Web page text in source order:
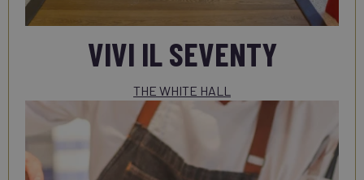
VIVI IL SEVENTY
THE WHITE HALL